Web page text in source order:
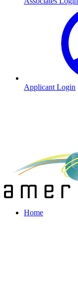
Applicant Login
Home